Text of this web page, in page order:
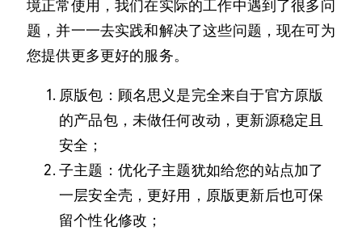
境正常使用，我们在实际的工作中遇到了很多问
题，并一一去实践和解决了这些问题，现在可为
您提供更多更好的服务。
原版包：顾名思义是完全来自于官方原版
的产品包，未做任何改动，更新源稳定且
安全；
子主题：优化子主题犹如给您的站点加了
一层安全壳，更好用，原版更新后也可保
留个性化修改；